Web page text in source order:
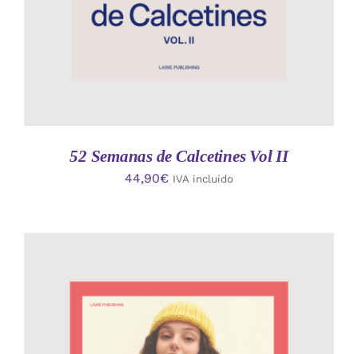
52 Semanas de Calcetines Vol II
44,90€ IVA incluido